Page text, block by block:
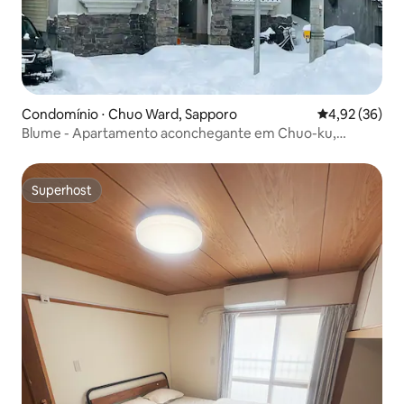
Condomínio ⋅ Chuo Ward, Sapporo 4,92 de uma
4,92 (36)
Blume - Apartamento aconchegante em Chuo-ku,
Jūhatchōme, estilo Kazane...
Superhost
Superhost